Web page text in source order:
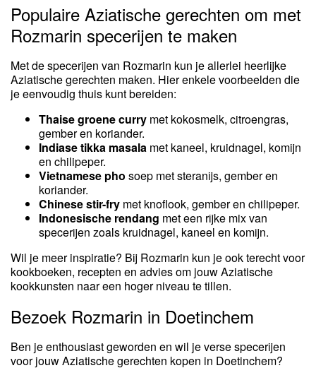
Populaire Aziatische gerechten om met
Rozmarin specerijen te maken
Met de specerijen van Rozmarin kun je allerlei heerlijke
Aziatische gerechten maken. Hier enkele voorbeelden die
je eenvoudig thuis kunt bereiden:
Thaise groene curry met kokosmelk, citroengras,
gember en koriander.
Indiase tikka masala met kaneel, kruidnagel, komijn
en chilipeper.
Vietnamese pho soep met steranijs, gember en
koriander.
Chinese stir-fry met knoflook, gember en chilipeper.
Indonesische rendang met een rijke mix van
specerijen zoals kruidnagel, kaneel en komijn.
Wil je meer inspiratie? Bij Rozmarin kun je ook terecht voor
kookboeken, recepten en advies om jouw Aziatische
kookkunsten naar een hoger niveau te tillen.
Bezoek Rozmarin in Doetinchem
Ben je enthousiast geworden en wil je verse specerijen
voor jouw Aziatische gerechten kopen in Doetinchem?